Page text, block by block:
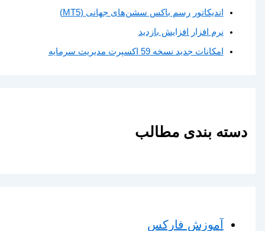
اندیکاتور رسم باکس سشن‌های جهانی (MT5)
نرم افزار افزایش بازدید
امکانات جدید نسخه 59 اکسپرت مدیریت سرمایه
دسته بندی مطالب
آموزش فارکس